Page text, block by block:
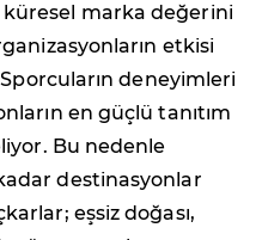
marka değerini
etkisi
Sporcuların deneyimleri
en güçlü tanıtım
Bu nedenle
destinasyonlar
eşsiz doğası,